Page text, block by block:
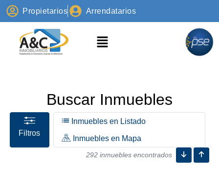
Propietarios Arrendatarios
Buscar Inmuebles
Filtros
Inmuebles en Listado
Inmuebles en Mapa
292 inmuebles encontrados